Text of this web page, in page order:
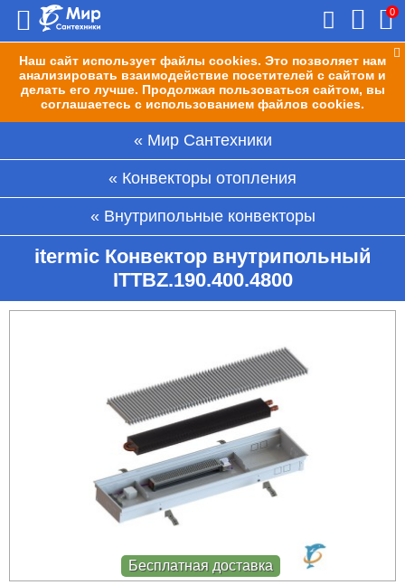
Наш сайт использует файлы cookies. Это позволяет нам
анализировать взаимодействие посетителей с сайтом и
делать его лучше. Продолжая пользоваться сайтом, вы
соглашаетесь с использованием файлов cookies.
0
Мир Сантехники
Конвекторы отопления
Внутрипольные конвекторы
itermic Конвектор внутрипольный
ITTBZ.190.400.4800
Бесплатная доставка